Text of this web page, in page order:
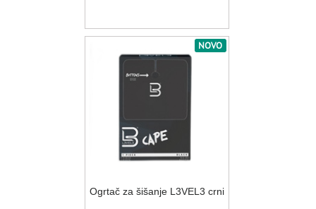
NOVO
Ogrtač za šišanje L3VEL3 crni